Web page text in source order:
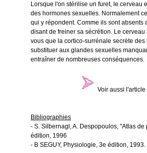
Lorsque l'on stérilise un furet, le cerveau
des hormones sexuelles. Normalement
qui y répondent. Comme ils sont
disant de freiner sa sécrétion. Le
vous que la cortico-surrénale secrète
substituer aux glandes sexuelles
entraîner de nombreuses conséquences.
Voir aussi
Bibliographies
- S. Silbernagl, A. Despopoulos, "Atlas
édition, 1996
- B SEGUY, Physiologie, 3e édition, 1993.